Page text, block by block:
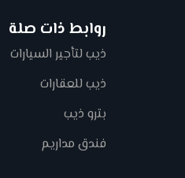
روابط ذات صلة
ذيب لتأجير السيارات
ذيب للعقارات
بترو ذيب
فندق مداريم